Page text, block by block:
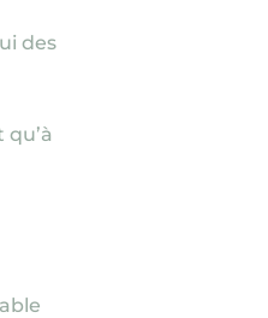
des